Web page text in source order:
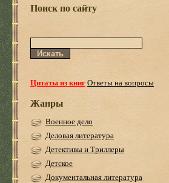
Поиск по сайту
Цитаты из книгОтветы на вопросы
Жанры
Военное дело
Деловая литература
Детективы и Триллеры
Детское
Документальная литература